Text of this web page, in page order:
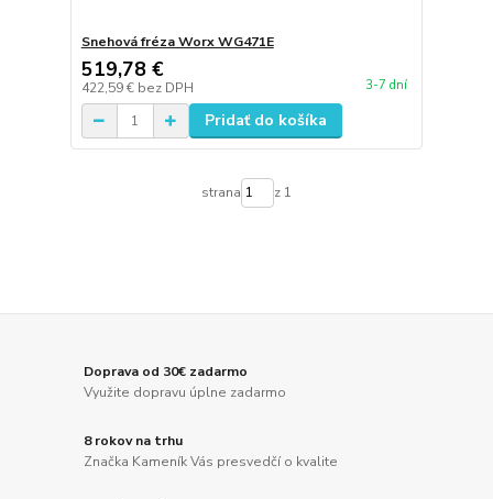
Snehová fréza Worx WG471E
519,78 €
422,59 € bez DPH 3-7 dní
Pridať do košíka
strana z 1
Doprava od 30€ zadarmo
Využite dopravu úplne zadarmo
8 rokov na trhu
Značka Kameník Vás presvedčí o kvalite